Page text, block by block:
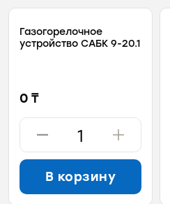
Газогорелочное
устройство САБК 9-20.1
0 ₸
В корзину